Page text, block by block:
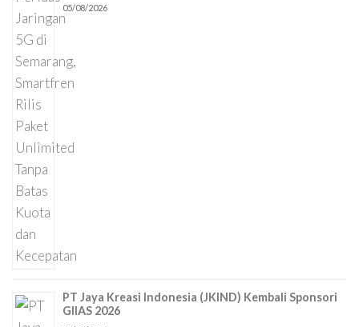
05/08/2026
PT Jaya Kreasi Indonesia (JKIND) Kembali Sponsori
GIIAS 2026